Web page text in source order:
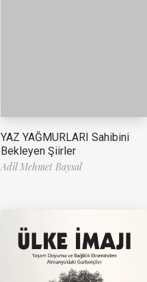
YAZ YAĞMURLARI Sahibini
Bekleyen Şiirler
Adil Mehmet Baysal